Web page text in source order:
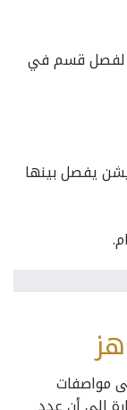
لفصل قسم في
يفصل بينها
مواصفات